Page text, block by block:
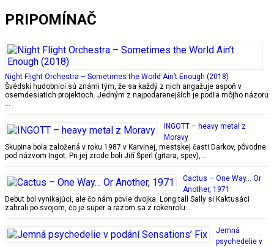
PRIPOMÍNAČ
Night Flight Orchestra – Sometimes the World Ain’t Enough (2018)
Švédski hudobníci sú známi tým, že sa každý z nich angažuje aspoň v
osemdesiatich projektoch. Jedným z najpodarenejších je podľa môjho názoru
…
INGOTT – heavy metal z
Moravy
Skupina bola založená v roku 1987 v Karvinej, mestskej časti Darkov, pôvodne
pod názvom Ingot. Pri jej zrode boli Jiří Šperl (gitara, spev), …
Cactus – One Way… Or
Another, 1971
Debut bol vynikajúci, ale čo nám povie dvojka. Long tall Sally si Kaktusáci
zahrali po svojom, čo je super a razom sa z rokenrolu …
Jemná
psychedelie v